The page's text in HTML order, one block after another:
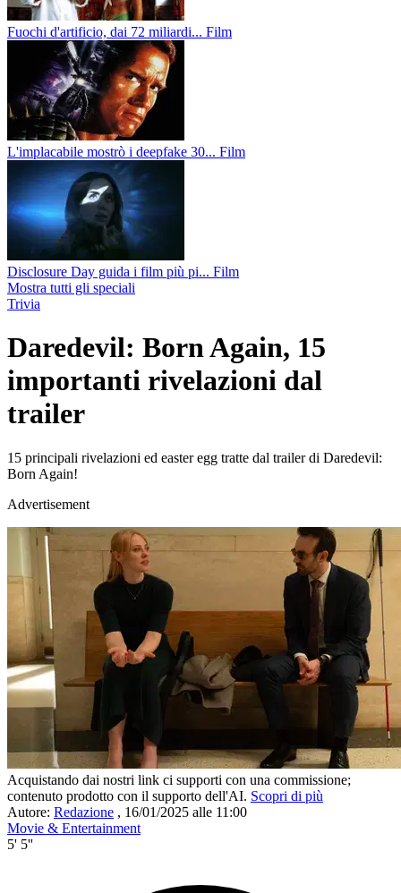
Fuochi d'artificio, dai 72 miliardi... Film
L'implacabile mostrò i deepfake 30... Film
Disclosure Day guida i film più pi... Film
Mostra tutti gli speciali
Trivia
Daredevil: Born Again, 15
importanti rivelazioni dal
trailer
15 principali rivelazioni ed easter egg tratte dal trailer di Daredevil:
Born Again!
Advertisement
Acquistando dai nostri link ci supporti con una commissione;
contenuto prodotto con il supporto dell'AI. Scopri di più
Autore: Redazione , 16/01/2025 alle 11:00
Movie & Entertainment
5' 5''